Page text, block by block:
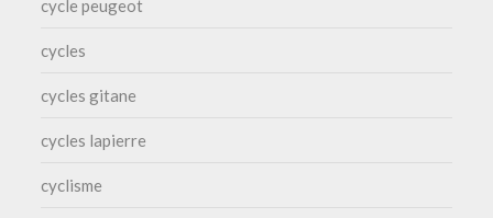
cycle peugeot
cycles
cycles gitane
cycles lapierre
cyclisme